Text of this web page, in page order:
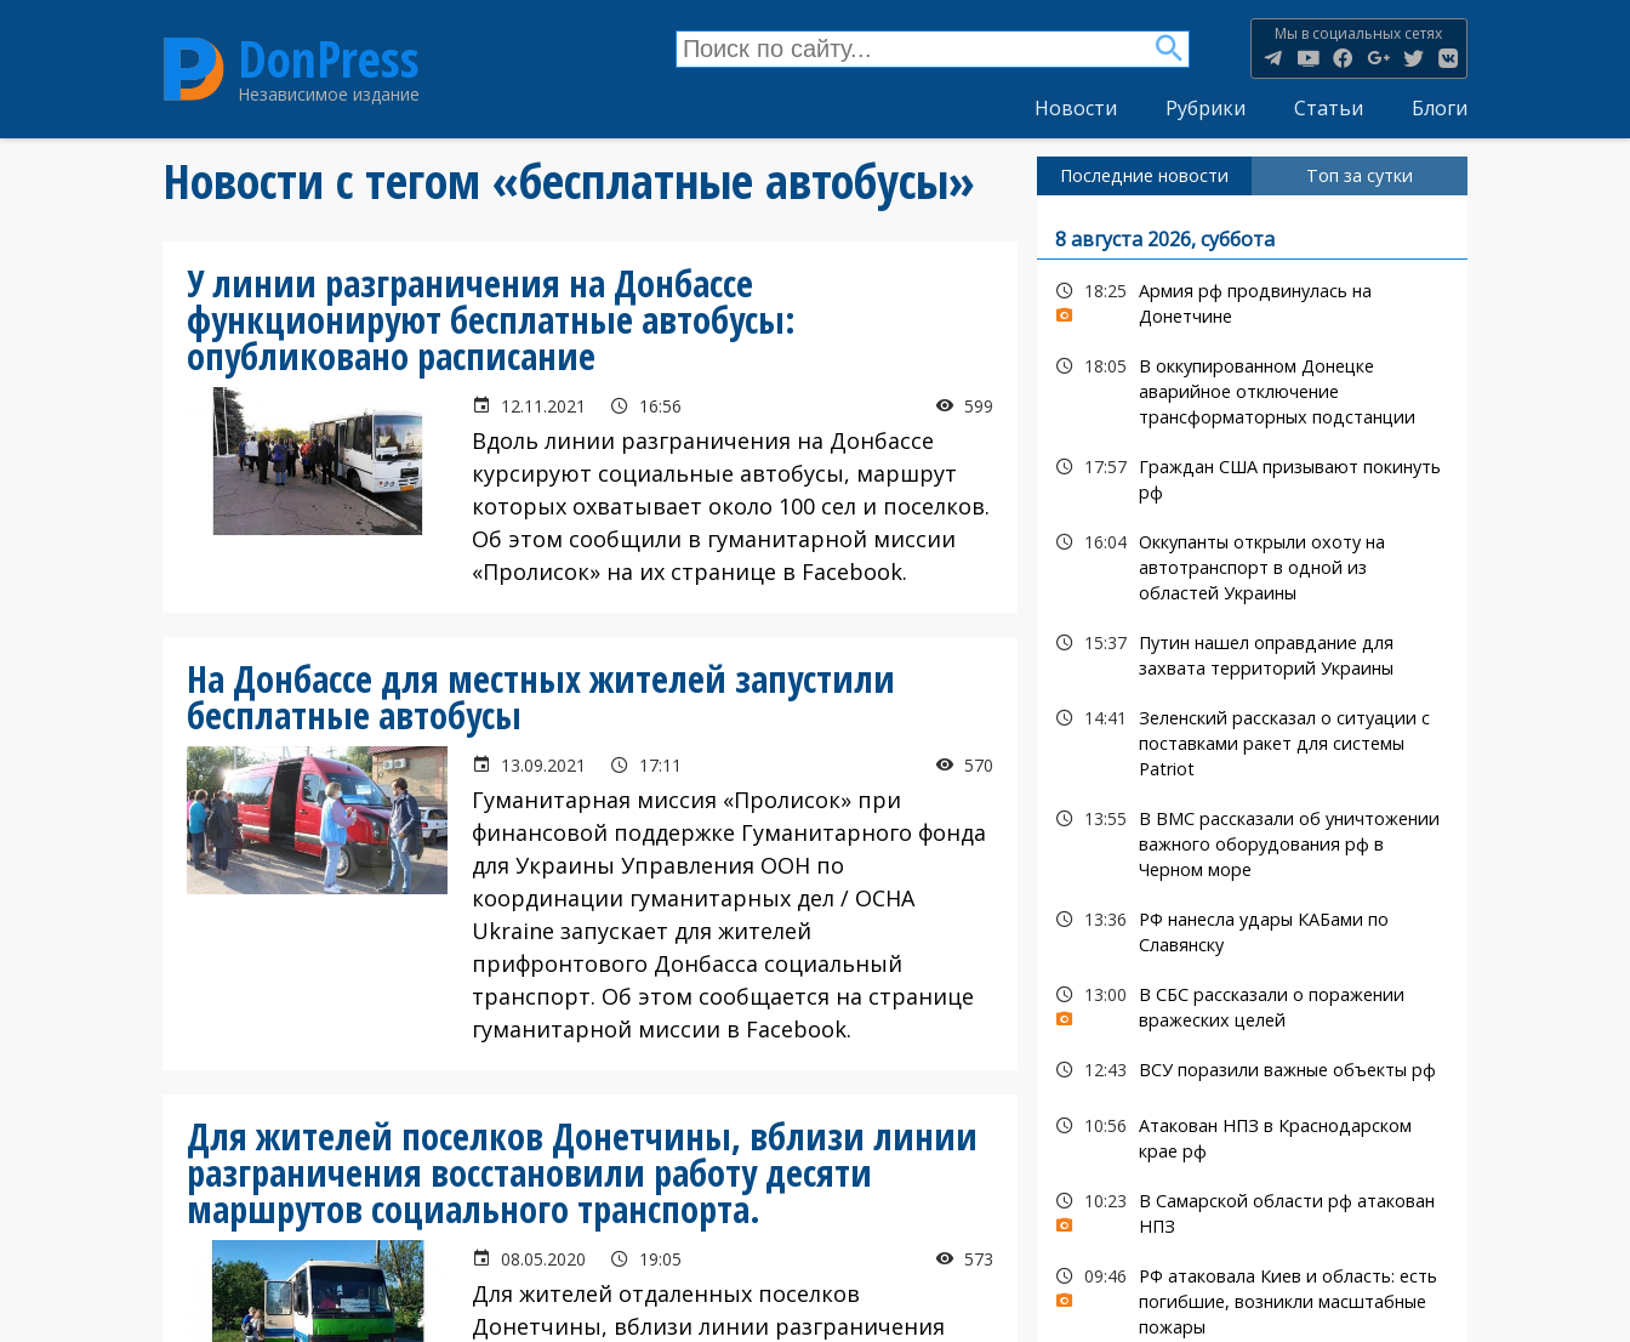
DonPress
Независимое издание
Мы в социальных сетях
Новости Рубрики Статьи Блоги
Новости с тегом «бесплатные автобусы»
У линии разграничения на Донбассе
функционируют бесплатные автобусы:
опубликовано расписание
12.11.2021 16:56 599
Вдоль линии разграничения на Донбассе
курсируют социальные автобусы, маршрут
которых охватывает около 100 сел и поселков.
Об этом сообщили в гуманитарной миссии
«Пролисок» на их странице в Facebook.
На Донбассе для местных жителей запустили
бесплатные автобусы
13.09.2021 17:11 570
Гуманитарная миссия «Пролисок» при
финансовой поддержке Гуманитарного фонда
для Украины Управления ООН по
координации гуманитарных дел / OCHA
Ukraine запускает для жителей
прифронтового Донбасса социальный
транспорт. Об этом сообщается на странице
гуманитарной миссии в Facebook.
Для жителей поселков Донетчины, вблизи линии
разграничения восстановили работу десяти
маршрутов социального транспорта.
08.05.2020 19:05 573
Для жителей отдаленных поселков
Донетчины, вблизи линии разграничения
Последние новости Топ за сутки
8 августа 2026, суббота
18:25 Армия рф продвинулась на
Донетчине
18:05
В оккупированном Донецке
аварийное отключение
трансформаторных подстанции
17:57
Граждан США призывают покинуть
рф
16:04 Оккупанты открыли охоту на
автотранспорт в одной из
областей Украины
15:37
Путин нашел оправдание для
захвата территорий Украины
14:41
Зеленский рассказал о ситуации с
поставками ракет для системы
Patriot
13:55
В ВМС рассказали об уничтожении
важного оборудования рф в
Черном море
13:36
РФ нанесла удары КАБами по
Славянску
13:00
В СБС рассказали о поражении
вражеских целей
12:43 ВСУ поразили важные объекты рф
10:56 Атакован НПЗ в Краснодарском
крае рф
10:23
В Самарской области рф атакован
НПЗ
09:46
РФ атаковала Киев и область: есть
погибшие, возникли масштабные
пожары